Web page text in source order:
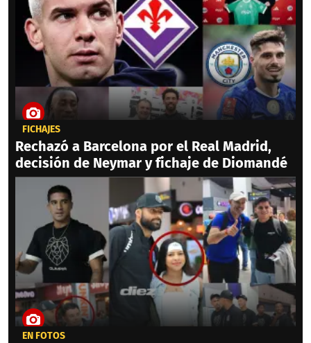
FICHAJES
Rechazó a Barcelona por el Real Madrid,
decisión de Neymar y fichaje de Diomandé
EN FOTOS